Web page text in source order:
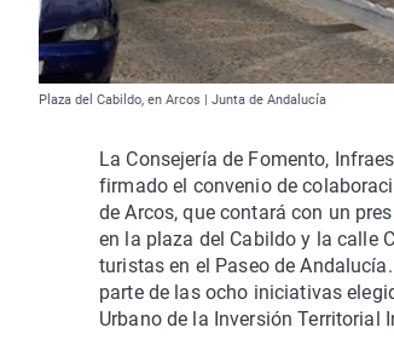
Plaza del Cabildo, en Arcos | Junta de Andalucía
La Consejería de Fomento,
firmado el convenio de
de Arcos, que contará con un
en la plaza del Cabildo y la calle
turistas en el Paseo de
parte de las ocho iniciativas
Urbano de la Inversión Territorial